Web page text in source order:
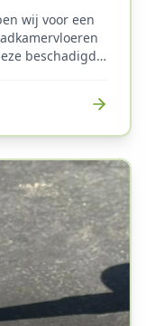
wij voor een
beschadigd,
1 dag,
1 dag.